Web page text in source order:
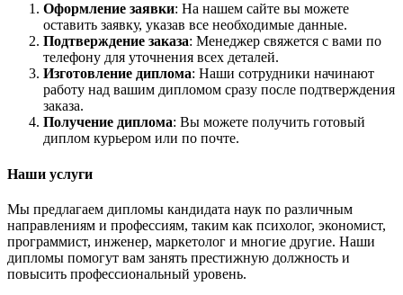
Оформление заявки: На нашем сайте вы можете
оставить заявку, указав все необходимые данные.
Подтверждение заказа: Менеджер свяжется с вами по
телефону для уточнения всех деталей.
Изготовление диплома: Наши сотрудники начинают
работу над вашим дипломом сразу после подтверждения
заказа.
Получение диплома: Вы можете получить готовый
диплом курьером или по почте.
Наши услуги
Мы предлагаем дипломы кандидата наук по различным
направлениям и профессиям, таким как психолог, экономист,
программист, инженер, маркетолог и многие другие. Наши
дипломы помогут вам занять престижную должность и
повысить профессиональный уровень.